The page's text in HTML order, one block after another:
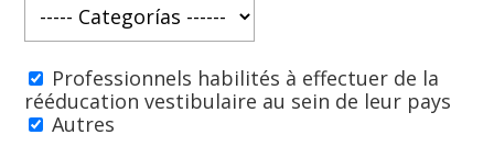
Professionnels habilités à effectuer de la
rééducation vestibulaire au sein de leur pays
Autres